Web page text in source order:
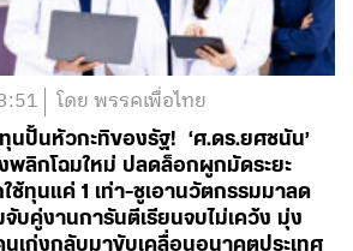
ปั้นหัวกะทิของรัฐ! ‘ศ.ดร.ยศชนัน’
พลิกโฉมใหม่ ปลดล็อกผูกมัดระยะ
ช้ทุนแค่ 1 เท่า-ชูเอานวัตกรรมมาลด
บคู่งานการันตีเรียนจบไม่เคว้ง มุ่ง
นเก่งกลับมาขับเคลื่อนอนาคตประเทศ
ง